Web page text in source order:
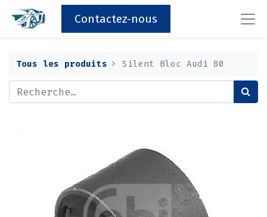
Contactez-nous
Tous les produits Silent Bloc Audi 80